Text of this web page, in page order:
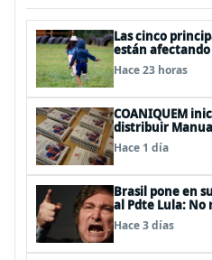
Las cinco
están
en Chile
Hace 23 horas
COANIQUEM
distribuir
profesionales de
Hace 1 día
Brasil pone en
al Pdte Lula: No
BBSS y rebaja
Hace 3 días